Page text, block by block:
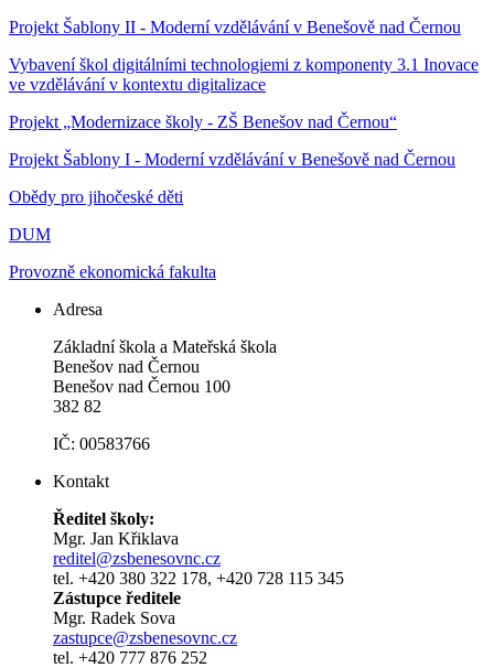
Projekt Šablony II - Moderní vzdělávání v Benešově nad Černou
Vybavení škol digitálními technologiemi z komponenty 3.1 Inovace
ve vzdělávání v kontextu digitalizace
Projekt „Modernizace školy - ZŠ Benešov nad Černou“
Projekt Šablony I - Moderní vzdělávání v Benešově nad Černou
Obědy pro jihočeské děti
DUM
Provozně ekonomická fakulta
Adresa
Základní škola a Mateřská škola
Benešov nad Černou
Benešov nad Černou 100
382 82
IČ: 00583766
Kontakt
Ředitel školy:
Mgr. Jan Křiklava
reditel@zsbenesovnc.cz
tel. +420 380 322 178, +420 728 115 345
Zástupce ředitele
Mgr. Radek Sova
zastupce@zsbenesovnc.cz
tel. +420 777 876 252